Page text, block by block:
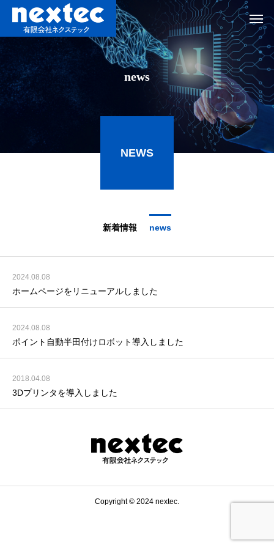
news
NEWS
新着情報 news
2024.08.08
ホームページをリニューアルしました
2024.08.08
ポイント自動半田付けロボット導入しました
2018.04.08
3Dプリンタを導入しました
Copyright © 2024 nextec.